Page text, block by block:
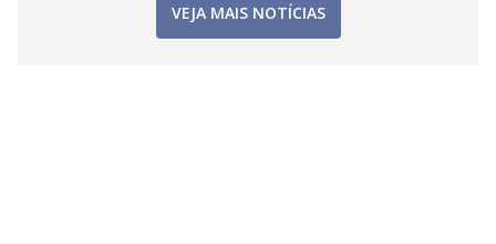
VEJA MAIS NOTÍCIAS